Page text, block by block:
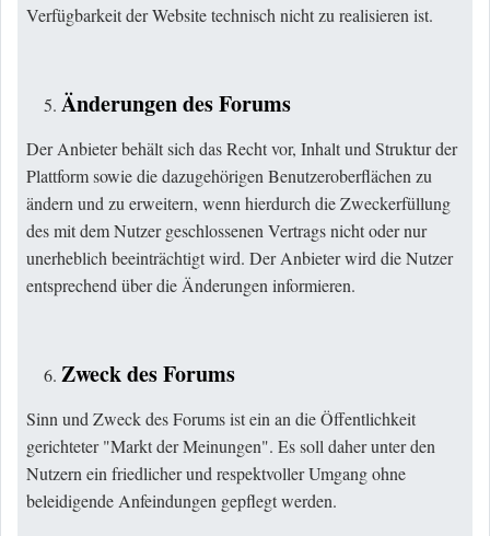
Verfügbarkeit der Website technisch nicht zu realisieren ist.
Änderungen des Forums
Der Anbieter behält sich das Recht vor, Inhalt und Struktur der
Plattform sowie die dazugehörigen Benutzeroberflächen zu
ändern und zu erweitern, wenn hierdurch die Zweckerfüllung
des mit dem Nutzer geschlossenen Vertrags nicht oder nur
unerheblich beeinträchtigt wird. Der Anbieter wird die Nutzer
entsprechend über die Änderungen informieren.
Zweck des Forums
Sinn und Zweck des Forums ist ein an die Öffentlichkeit
gerichteter "Markt der Meinungen". Es soll daher unter den
Nutzern ein friedlicher und respektvoller Umgang ohne
beleidigende Anfeindungen gepflegt werden.